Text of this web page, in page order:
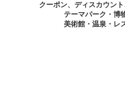
クーポン、ディスカウン
テーマパーク・博
美術館・温泉・レ